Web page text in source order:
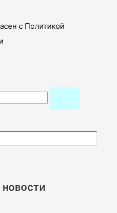
с Политикой